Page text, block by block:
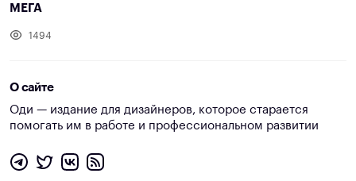
МЕГА
1494
О сайте
Оди — издание для дизайнеров, которое старается
помогать им в работе и профессиональном развитии